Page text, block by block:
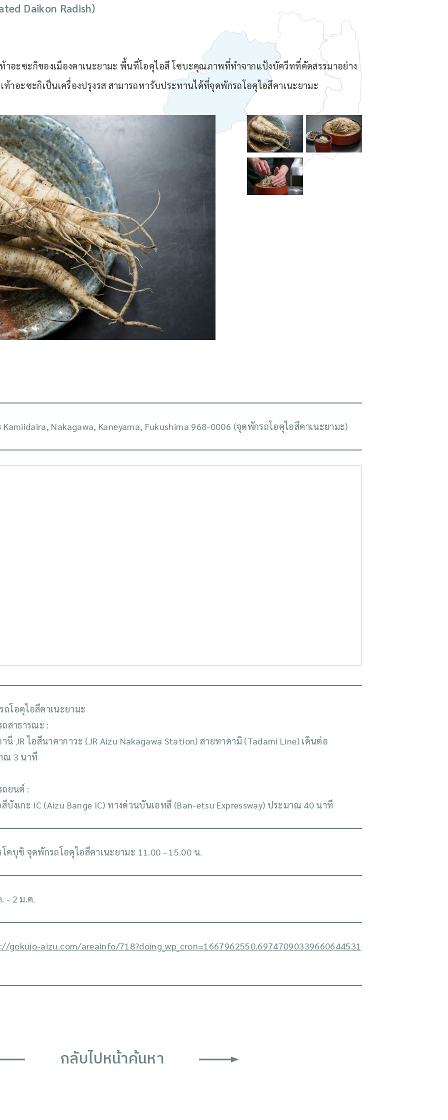
Daikon Radish)
าอะซะกิของเมืองคาเนะยามะ พื้นที่โอคุไอสึ โซบะคุณภาพที่ทำจากแป้งบัควีทที่คัดสรรมาอย่าง
าอะซะกิเป็นเครื่องปรุงรส สามารถหารับประทานได้ที่จุดพักรถโอคุไอสึคาเนะยามะ
Kamiidaira, Nakagawa, Kaneyama, Fukushima 968-0006 (จุดพักรถโอคุไอสึคาเนะยามะ)
ถโอคุไอสึคาเนะยามะ
ถสาธารณะ :
นี JR ไอสึนาคากาวะ (JR Aizu Nakagawa Station) สายทาดามิ (Tadami Line) เดินต่อ
ณ 3 นาที
ถยนต์ :
บังเกะ IC (Aizu Bange IC) ทางด่วนบันเอทสึ (Ban-etsu Expressway) ประมาณ 40 นาที
โคบุชิ จุดพักรถโอคุไอสึคาเนะยามะ 11.00 - 15.00 น.
- 2 ม.ค.
gokujo-aizu.com/areainfo/718?doing_wp_cron=1667962550.69747090339660644531
กลับไปหน้าค้นหา